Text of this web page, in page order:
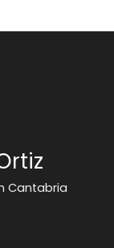
Cantabria